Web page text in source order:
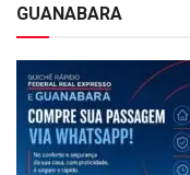
GUANABARA